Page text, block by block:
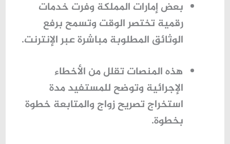
بعض إمارات المملكة وفرت خدمات
رقمية تختصر الوقت وتسمح برفع
الوثائق المطلوبة مباشرة عبر الإنترنت.
هذه المنصات تقلل من الأخطاء
الإجرائية وتوضح للمستفيدمدة
استخراج تصريح زواج والمتابعة خطوة
بخطوة.